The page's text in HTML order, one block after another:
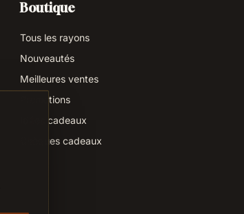
Boutique
Tous les rayons
Nouveautés
Meilleures ventes
Promotions
Idées cadeaux
Chèques cadeaux